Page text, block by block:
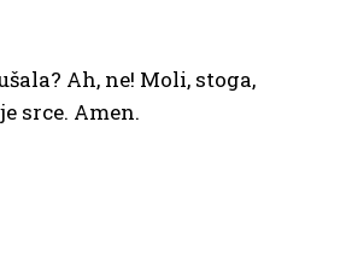
Ah, ne! Moli, stoga,
srce. Amen.